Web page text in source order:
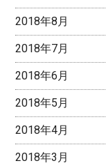
2018年8月
2018年7月
2018年6月
2018年5月
2018年4月
2018年3月